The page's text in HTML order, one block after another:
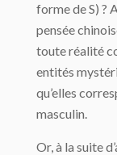
forme de S) ?
pensée
toute réalité
entités
qu’elles
masculin.
Or, à la suite